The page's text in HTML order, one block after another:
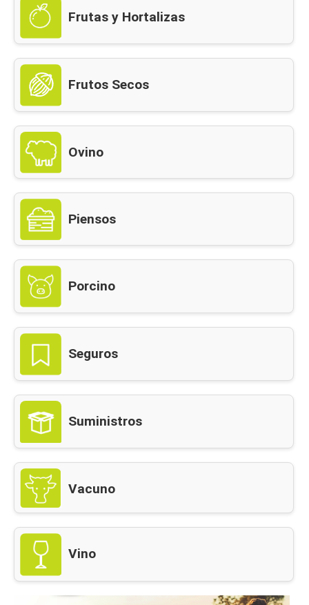
Frutas y Hortalizas
Frutos Secos
Ovino
Piensos
Porcino
Seguros
Suministros
Vacuno
Vino